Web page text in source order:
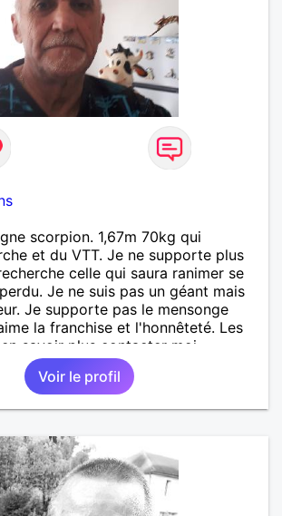
scorpion. 1,67m 70kg qui
et du VTT. Je ne supporte plus
celle qui saura ranimer se
Je ne suis pas un géant mais
Je supporte pas le mensonge
la franchise et l'honnêteté. Les
savoir plus contacter moi.
Voir le profil